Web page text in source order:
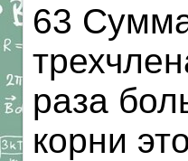
63
раза
корни